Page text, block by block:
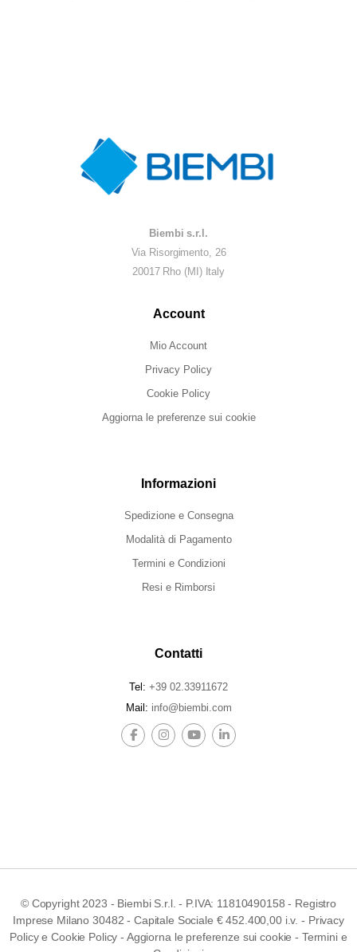
Biembi s.r.l.
Via Risorgimento, 26
20017 Rho (MI) Italy
Account
Mio Account
Privacy Policy
Cookie Policy
Aggiorna le preferenze sui cookie
Informazioni
Spedizione e Consegna
Modalità di Pagamento
Termini e Condizioni
Resi e Rimborsi
Contatti
Tel: +39 02.33911672
Mail: info@biembi.com
© Copyright 2023 - Biembi S.r.l. - P.IVA: 11810490158 - Registro
Imprese Milano 30482 - Capitale Sociale € 452.400,00 i.v. - Privacy
PolicyeCookie Policy - Aggiorna le preferenze sui cookie - Termini e